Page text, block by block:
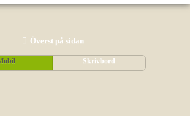
Överst på sidan
Skrivbord